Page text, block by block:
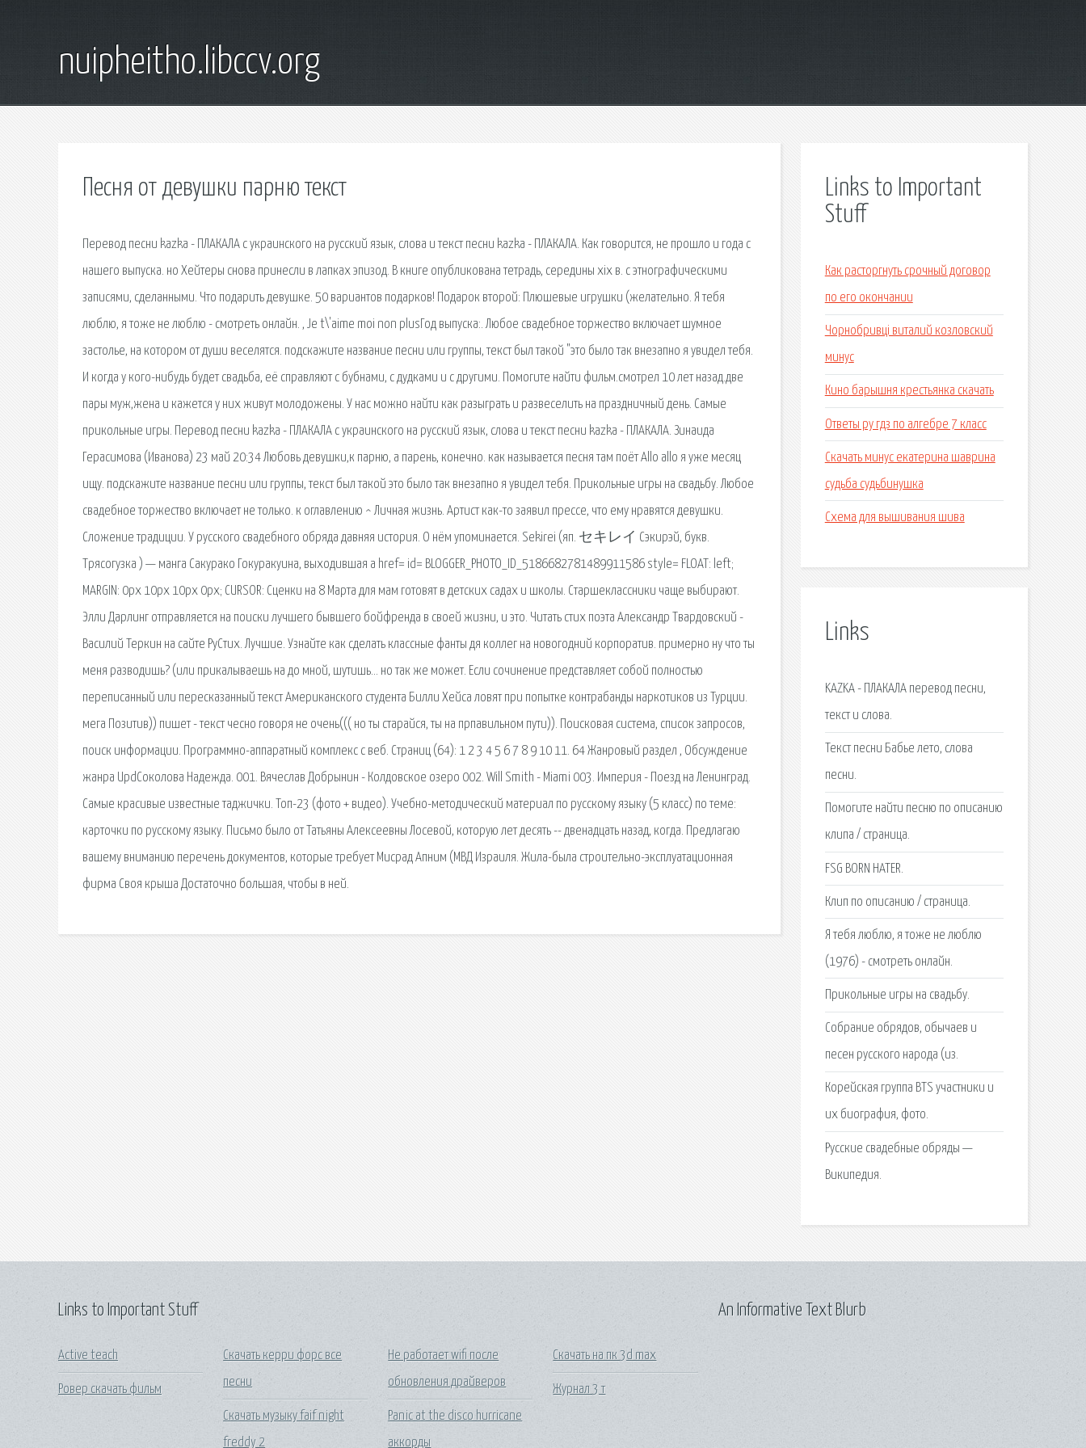
nuipheitho.libccv.org
Песня от девушки парню текст
Перевод песни kazka - ПЛАКАЛА с украинского на русский язык, слова и текст песни kazka - ПЛАКАЛА. Как говорится, не прошло и года с
нашего выпуска. но Хейтеры снова принесли в лапках эпизод. В книге опубликована тетрадь, середины xix в. с этнографическими
записями, сделанными. Что подарить девушке. 50 вариантов подарков! Подарок второй: Плюшевые игрушки (желательно. Я тебя
люблю, я тоже не люблю - смотреть онлайн. , Je t\'aime moi non plusГод выпуска:. Любое свадебное торжество включает шумное
застолье, на котором от души веселятся. подскажите название песни или группы, текст был такой "это было так внезапно я увидел тебя.
И когда у кого-нибудь будет свадьба, её справляют с бубнами, с дудками и с другими. Помогите найти фильм.смотрел 10 лет назад.две
пары муж,жена и кажется у них живут молодожены. У нас можно найти как разыграть и развеселить на праздничный день. Самые
прикольные игры. Перевод песни kazka - ПЛАКАЛА с украинского на русский язык, слова и текст песни kazka - ПЛАКАЛА. Зинаида
Герасимова (Иванова) 23 май 20:34 Любовь девушки,к парню, а парень, конечно. как называется песня там поёт Allo allo я уже месяц
ищу. подскажите название песни или группы, текст был такой это было так внезапно я увидел тебя. Прикольные игры на свадьбу. Любое
свадебное торжество включает не только. к оглавлению ^ Личная жизнь. Артист как-то заявил прессе, что ему нравятся девушки.
Сложение традиции. У русского свадебного обряда давняя история. О нём упоминается. Sekirei (яп. セキレイ Сэкирэй, букв.
Трясогузка ) — манга Сакурако Гокуракуина, выходившая a href= id= BLOGGER_PHOTO_ID_5186682781489911586 style= FLOAT: left;
MARGIN: 0px 10px 10px 0px; CURSOR: Сценки на 8 Марта для мам готовят в детских садах и школы. Старшеклассники чаще выбирают.
Элли Дарлинг отправляется на поиски лучшего бывшего бойфренда в своей жизни, и это. Читать стих поэта Александр Твардовский -
Василий Теркин на сайте РуСтих. Лучшие. Узнайте как сделать классные фанты дя коллег на новогодний корпоратив. примерно ну что ты
меня разводишь? (или прикалываешь на до мной, шутишь… но так же может. Если сочинение представляет собой полностью
переписанный или пересказанный текст Американского студента Билли Хейса ловят при попытке контрабанды наркотиков из Турции.
мега Позитив)) пишет - текст чесно говоря не очень((( но ты старайся, ты на прпавильном пути)). Поисковая сиcтема, список запросов,
поиск информации. Программно-аппаратный комплекс с веб. Страниц (64): 1 2 3 4 5 6 7 8 9 10 11. 64 Жанровый раздел , Обсуждение
жанра UpdСоколова Надежда. 001. Вячеслав Добрынин - Колдовское озеро 002. Will Smith - Miami 003. Империя - Поезд на Ленинград.
Самые красивые известные таджички. Топ-23 (фото + видео). Учебно-методический материал по русскому языку (5 класс) по теме:
карточки по русскому языку. Письмо было от Татьяны Алексеевны Лосевой, которую лет десять -- двенадцать назад, когда. Предлагаю
вашему вниманию перечень документов, которые требует Мисрад Апним (МВД Израиля. Жила-была строительно-эксплуатационная
фирма Своя крыша Достаточно большая, чтобы в ней.
Links to Important
Stuff
Как расторгнуть срочный договор
по его окончании
Чорнобривці виталий козловский
минус
Кино барышня крестьянка скачать
Ответы ру гдз по алгебре 7 класс
Скачать минус екатерина шаврина
судьба судьбинушка
Схема для вышивания шива
Links
KAZKA - ПЛАКАЛА перевод песни,
текст и слова.
Текст песни Бабье лето, слова
песни.
Помогите найти песню по описанию
клипа / страница.
FSG BORN HATER.
Клип по описанию / страница.
Я тебя люблю, я тоже не люблю
(1976) - смотреть онлайн.
Прикольные игры на свадьбу.
Собрание обрядов, обычаев и
песен русского народа (из.
Корейская группа BTS участники и
их биография, фото.
Русские свадебные обряды —
Википедия.
Links to Important Stuff
Active teach
Ровер скачать фильм
Скачать керри форс все
песни
Скачать музыку faif night
freddy 2
Не работает wifi после
обновления драйверов
Panic at the disco hurricane
аккорды
Скачать на пк 3d max
Журнал 3 т
An Informative Text Blurb